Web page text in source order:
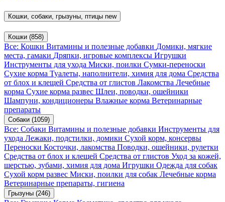
Кошки, собаки, грызуны, птицы new
Кошки (858)
Все: Кошки Витамины и полезные добавки Домики, мягкие
места, гамаки Дряпки, игровые комплексы Игрушки
Инструменты для ухода Миски, поилки Сумки-переноски
Сухие корма Туалеты, наполнители, химия для дома Средства
от блох и клещей Средства от глистов Лакомства Лечебные
корма Сухие корма развес Шлеи, поводки, ошейники
Шампуни, кондиционеры Влажные корма Ветеринарные
препараты
Собаки (1059)
Все: Собаки Витамины и полезные добавки Инструменты для
ухода Лежаки, подстилки, домики Сухой корм, консервы
Переноски Косточки, лакомства Поводки, ошейники, рулетки
Средства от блох и клещей Средства от глистов Уход за кожей,
шерстью, зубами, химия для дома Игрушки Одежда для собак
Сухой корм развес Миски, поилки для собак Лечебные корма
Ветеринарные препараты, гигиена
Грызуны (246)